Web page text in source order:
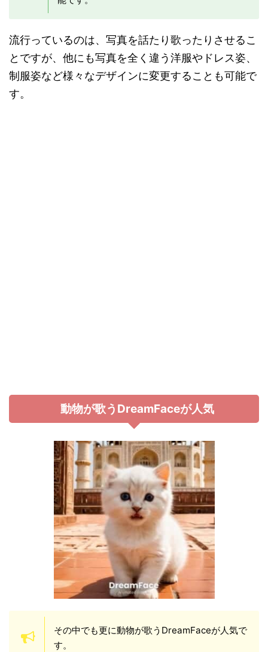
流行っているのは、写真を話たり歌ったりさせるこ
とですが、他にも写真を全く違う洋服やドレス姿、
制服姿など様々なデザインに変更することも可能で
す。
動物が歌うDreamFaceが人気
その中でも更に動物が歌うDreamFaceが人気で
す。